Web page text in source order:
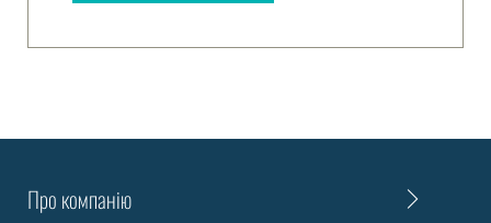
Про компанію